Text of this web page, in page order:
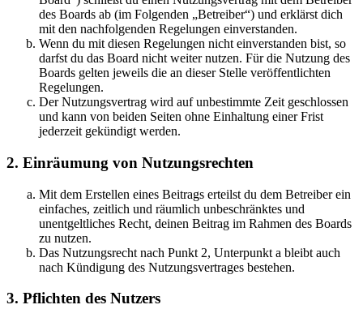
des Boards ab (im Folgenden „Betreiber“) und erklärst dich
mit den nachfolgenden Regelungen einverstanden.
Wenn du mit diesen Regelungen nicht einverstanden bist, so
darfst du das Board nicht weiter nutzen. Für die Nutzung des
Boards gelten jeweils die an dieser Stelle veröffentlichten
Regelungen.
Der Nutzungsvertrag wird auf unbestimmte Zeit geschlossen
und kann von beiden Seiten ohne Einhaltung einer Frist
jederzeit gekündigt werden.
2. Einräumung von Nutzungsrechten
Mit dem Erstellen eines Beitrags erteilst du dem Betreiber ein
einfaches, zeitlich und räumlich unbeschränktes und
unentgeltliches Recht, deinen Beitrag im Rahmen des Boards
zu nutzen.
Das Nutzungsrecht nach Punkt 2, Unterpunkt a bleibt auch
nach Kündigung des Nutzungsvertrages bestehen.
3. Pflichten des Nutzers